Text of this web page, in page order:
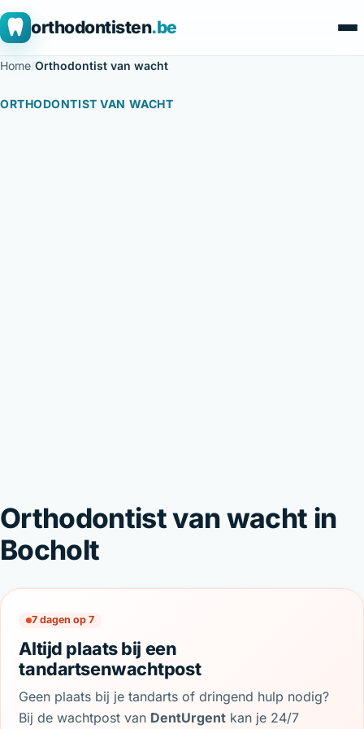
orthodontisten.be
Home/Orthodontist van wacht
ORTHODONTIST VAN WACHT
Orthodontist van wacht in
Bocholt
7 dagen op 7
Altijd plaats bij een
tandartsenwachtpost
Geen plaats bij je tandarts of dringend hulp nodig?
Bij de wachtpost van DentUrgent kan je 24/7